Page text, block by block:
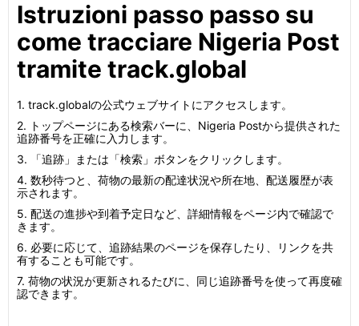
Istruzioni passo passo su
come tracciare Nigeria Post
tramite track.global
1. track.globalの公式ウェブサイトにアクセスします。
2. トップページにある検索バーに、Nigeria Postから提供された
追跡番号を正確に入力します。
3. 「追跡」または「検索」ボタンをクリックします。
4. 数秒待つと、荷物の最新の配達状況や所在地、配送履歴が表
示されます。
5. 配送の進捗や到着予定日など、詳細情報をページ内で確認で
きます。
6. 必要に応じて、追跡結果のページを保存したり、リンクを共
有することも可能です。
7. 荷物の状況が更新されるたびに、同じ追跡番号を使って再度確
認できます。